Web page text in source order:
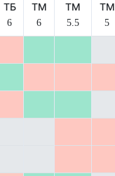
ТБ
6
ТМ
6
ТМ
5.5
ТМ
5